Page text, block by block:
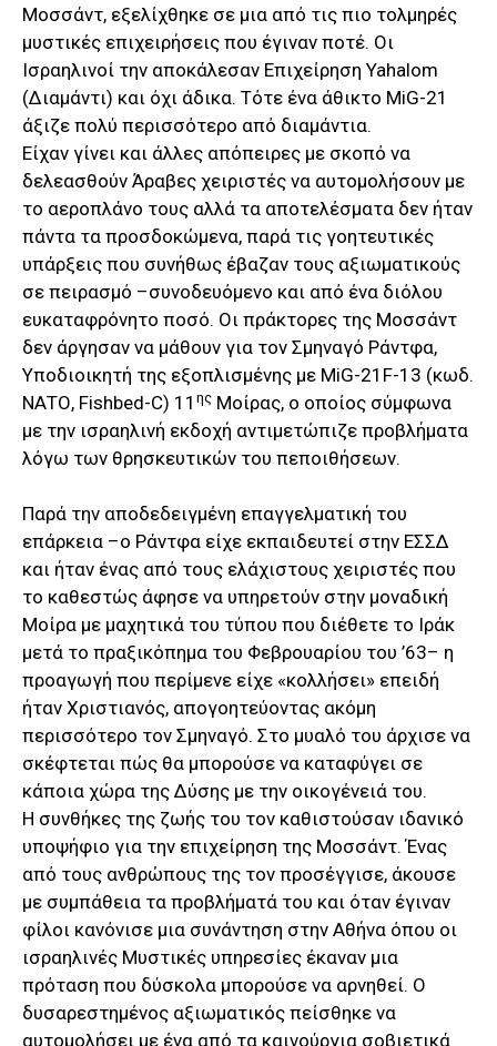
Μοσσάντ, εξελίχθηκε σε μια από τις πιο τολμηρές
μυστικές επιχειρήσεις που έγιναν ποτέ. Οι
Ισραηλινοί την αποκάλεσαν Επιχείρηση Yahalom
(Διαμάντι) και όχι άδικα. Τότε ένα άθικτο MiG-21
άξιζε πολύ περισσότερο από διαμάντια.
Είχαν γίνει και άλλες απόπειρες με σκοπό να
δελεασθούν Άραβες χειριστές να αυτομολήσουν με
το αεροπλάνο τους αλλά τα αποτελέσματα δεν ήταν
πάντα τα προσδοκώμενα, παρά τις γοητευτικές
υπάρξεις που συνήθως έβαζαν τους αξιωματικούς
σε πειρασμό –συνοδευόμενο και από ένα διόλου
ευκαταφρόνητο ποσό. Οι πράκτορες της Μοσσάντ
δεν άργησαν να μάθουν για τον Σμηναγό Ράντφα,
Υποδιοικητή της εξοπλισμένης με MiG-21F-13 (κωδ.
ΝΑΤΟ, Fishbed-C) 11 ης Μοίρας, ο οποίος σύμφωνα
με την ισραηλινή εκδοχή αντιμετώπιζε προβλήματα
λόγω των θρησκευτικών του πεποιθήσεων.
Παρά την αποδεδειγμένη επαγγελματική του
επάρκεια –ο Ράντφα είχε εκπαιδευτεί στην ΕΣΣΔ
και ήταν ένας από τους ελάχιστους χειριστές που
το καθεστώς άφησε να υπηρετούν στην μοναδική
Μοίρα με μαχητικά του τύπου που διέθετε το Ιράκ
μετά το πραξικόπημα του Φεβρουαρίου του ’63– η
προαγωγή που περίμενε είχε «κολλήσει» επειδή
ήταν Χριστιανός, απογοητεύοντας ακόμη
περισσότερο τον Σμηναγό. Στο μυαλό του άρχισε να
σκέφτεται πώς θα μπορούσε να καταφύγει σε
κάποια χώρα της Δύσης με την οικογένειά του.
Η συνθήκες της ζωής του τον καθιστούσαν ιδανικό
υποψήφιο για την επιχείρηση της Μοσσάντ. Ένας
από τους ανθρώπους της τον προσέγγισε, άκουσε
με συμπάθεια τα προβλήματά του και όταν έγιναν
φίλοι κανόνισε μια συνάντηση στην Αθήνα όπου οι
ισραηλινές Μυστικές υπηρεσίες έκαναν μια
πρόταση που δύσκολα μπορούσε να αρνηθεί. Ο
δυσαρεστημένος αξιωματικός πείσθηκε να
αυτομολήσει με ένα από τα καινούργια σοβιετικά